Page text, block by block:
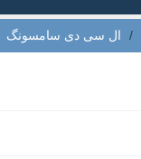
/ ال سی دی سامسونگ